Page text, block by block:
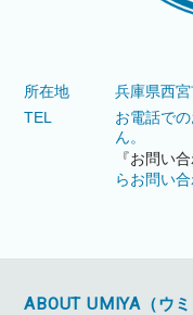
所在地
兵庫県西
TEL
お電話で
ん。
『お問い
らお問い合
ABOUT UMIYA（ウミ